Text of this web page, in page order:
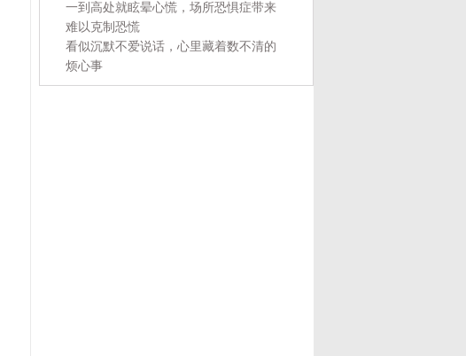
一到高处就眩晕心慌，场所恐惧症带来
难以克制恐慌
看似沉默不爱说话，心里藏着数不清的
烦心事